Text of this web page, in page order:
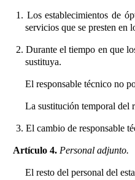
1. Los establecimientos de
servicios que se presten en
2. Durante el tiempo en que
sustituya.
El responsable técnico no
La sustitución temporal del
3. El cambio de responsable
Artículo 4. Personal adjunto.
El resto del personal del